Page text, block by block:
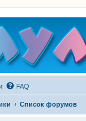
FAQ
Список форумов